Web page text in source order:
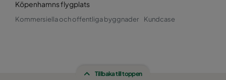
Köpenhamns flygplats
Kommersiella och offentliga byggnader Kundcase
Tillbaka till toppen